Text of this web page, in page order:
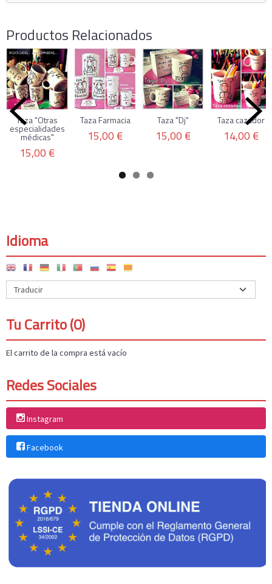
Idioma
Tu Carrito (0)
El carrito de la compra está vacío
Redes Sociales
Instagram
Facebook
Productos Relacionados
Taza "Otras
especialidades
médicas"
15,00 €
Taza Farmacia
15,00 €
Taza "Dj"
15,00 €
Taza cazador
14,00 €